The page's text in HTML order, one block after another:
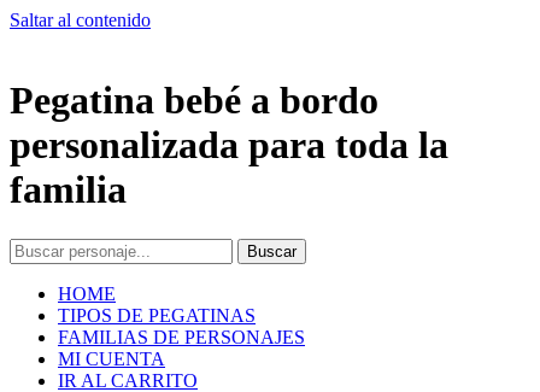
Saltar al contenido
Pegatina bebé a bordo
personalizada para toda la
familia
Buscar
HOME
TIPOS DE PEGATINAS
FAMILIAS DE PERSONAJES
MI CUENTA
IR AL CARRITO